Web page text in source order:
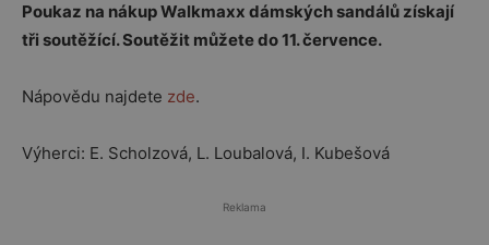
Poukaz na nákup Walkmaxx dámských sandálů získají
tři soutěžící. Soutěžit můžete do 11. července.
Nápovědu najdete zde.
Výherci: E. Scholzová, L. Loubalová, I. Kubešová
Reklama